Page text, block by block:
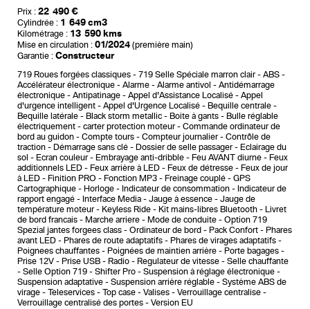
Prix : 22 490 €
Cylindrée : 1 649 cm3
Kilométrage : 13 590 kms
Mise en circulation : 01/2024 (première main)
Garantie : Constructeur
719 Roues forgées classiques 719 Selle Spéciale marron clair
ABS
Accélérateur électronique
Alarme Alarme antivol
Antidémarrage
électronique
Antipatinage Appel d'Assistance Localisé
Appel
d'urgence intelligent
Appel d'Urgence Localisé
Bequille centrale
Bequille latérale
Black storm metallic Boite à gants
Bulle réglable
électriquement
carter protection moteur
Commande ordinateur de
bord au guidon
Compte tours Compteur journalier
Contrôle de
traction
Démarrage sans clé Dossier de selle passager
Eclairage du
sol
Ecran couleur Embrayage anti-dribble Feu AVANT diurne
Feux
additionnels LED
Feux arrière à LED Feux de détresse
Feux de jour
à LED
Finition PRO Fonction MP3 Freinage couplé
GPS
Cartographique
Horloge Indicateur de consommation
Indicateur de
rapport engagé
Interface Media Jauge à essence
Jauge de
température moteur
Keyless Ride Kit mains-libres Bluetooth
Livret
de bord francais
Marche arriere Mode de conduite
Option 719
Spezial jantes forgees class
Ordinateur de bord Pack Confort
Phares
avant LED
Phares de route adaptatifs
Phares de virages adaptatifs
Poignees chauffantes
Poignées de maintien arrière
Porte bagages
Prise 12V
Prise USB Radio Regulateur de vitesse
Selle chauffante
Selle Option 719
Shifter Pro
Suspension à réglage électronique
Suspension adaptative
Suspension arrière réglable
Système ABS de
virage
Teleservices Top case Valises
Verrouillage centralise
Verrouillage centralisé des portes
Version EU